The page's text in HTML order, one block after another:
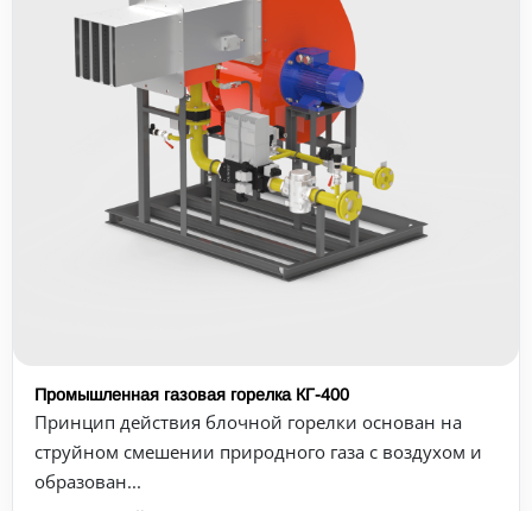
Промышленная газовая горелка КГ-400
Принцип действия блочной горелки основан на
струйном смешении природного газа с воздухом и
образован...